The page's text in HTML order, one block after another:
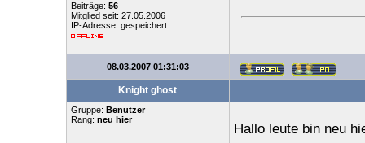
Beiträge: 56
Mitglied seit: 27.05.2006
IP-Adresse: gespeichert
08.03.2007 01:31:03
Knight ghost
Gruppe: Benutzer
Rang: neu hier
Hallo leute bin neu